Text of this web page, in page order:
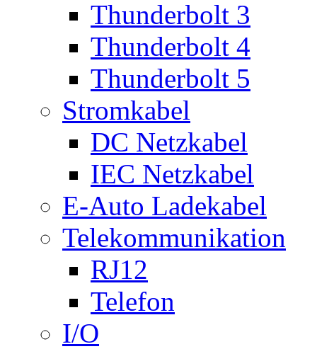
Thunderbolt 3
Thunderbolt 4
Thunderbolt 5
Stromkabel
DC Netzkabel
IEC Netzkabel
E-Auto Ladekabel
Telekommunikation
RJ12
Telefon
I/O